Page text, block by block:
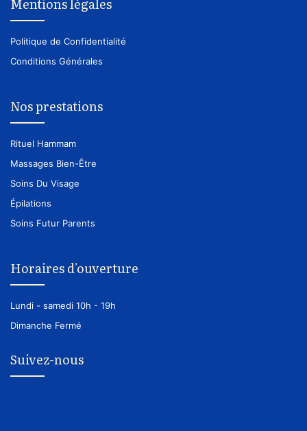
Mentions légales
Politique de Confidentialité
Conditions Générales
Nos prestations
Rituel Hammam
Massages Bien-Être
Soins Du Visage
Épilations
Soins Futur Parents
Horaires d'ouverture
Lundi - samedi 10h - 19h
Dimanche Fermé
Suivez-nous